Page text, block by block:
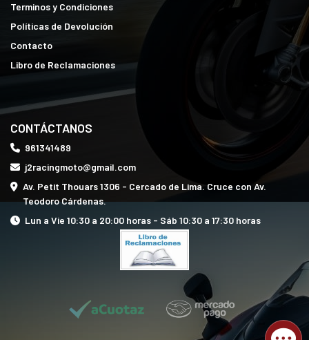
Terminos y Condiciones
Políticas de Devolución
Contacto
Libro de Reclamaciones
CONTÁCTANOS
961341489
j2racingmoto@gmail.com
Av. Petit Thouars 1306 - Cercado de Lima. Cruce con Av.
Teodoro Cárdenas.
Lun a Vie 10:30 a 20:00 horas - Sáb 10:30 a 17:30 horas